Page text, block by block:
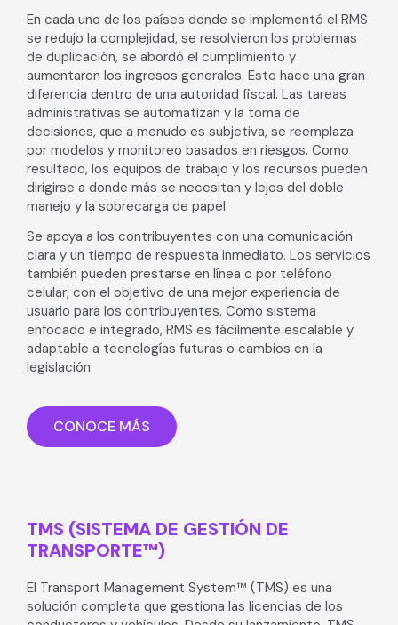
En cada uno de los países donde se implementó el RMS
se redujo la complejidad, se resolvieron los problemas
de duplicación, se abordó el cumplimiento y
aumentaron los ingresos generales. Esto hace una gran
diferencia dentro de una autoridad fiscal. Las tareas
administrativas se automatizan y la toma de
decisiones, que a menudo es subjetiva, se reemplaza
por modelos y monitoreo basados ​​en riesgos. Como
resultado, los equipos de trabajo y los recursos pueden
dirigirse a donde más se necesitan y lejos del doble
manejo y la sobrecarga de papel.
Se apoya a los contribuyentes con una comunicación
clara y un tiempo de respuesta inmediato. Los servicios
también pueden prestarse en línea o por teléfono
celular, con el objetivo de una mejor experiencia de
usuario para los contribuyentes. Como sistema
enfocado e integrado, RMS es fácilmente escalable y
adaptable a tecnologías futuras o cambios en la
legislación.
CONOCE MÁS
TMS (SISTEMA DE GESTIÓN DE
TRANSPORTE™)
El Transport Management System™ (TMS) es una
solución completa que gestiona las licencias de los